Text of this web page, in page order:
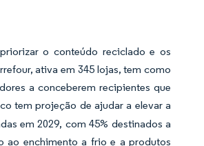
o conteúdo reciclado e os
ativa em 345 lojas, tem como
a conceberem recipientes que
tem projeção de ajudar a elevar a
em 2029, com 45% destinados a
ao enchimento a frio e a produtos